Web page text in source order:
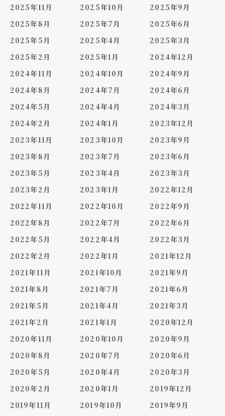
2025年11月 2025年10月
2025年9月
2025年8月
2025年7月
2025年6月
2025年5月
2025年4月
2025年3月
2025年2月
2025年1月
2024年12月
2024年11月
2024年10月
2024年9月
2024年8月
2024年7月
2024年6月
2024年5月
2024年4月
2024年3月
2024年2月
2024年1月
2023年12月
2023年11月
2023年10月
2023年9月
2023年8月
2023年7月
2023年6月
2023年5月
2023年4月
2023年3月
2023年2月
2023年1月
2022年12月
2022年11月
2022年10月
2022年9月
2022年8月
2022年7月
2022年6月
2022年5月
2022年4月
2022年3月
2022年2月
2022年1月
2021年12月
2021年11月
2021年10月
2021年9月
2021年8月
2021年7月
2021年6月
2021年5月
2021年4月
2021年3月
2021年2月
2021年1月
2020年12月
2020年11月
2020年10月
2020年9月
2020年8月
2020年7月
2020年6月
2020年5月
2020年4月
2020年3月
2020年2月
2020年1月
2019年12月
2019年11月
2019年10月
2019年9月